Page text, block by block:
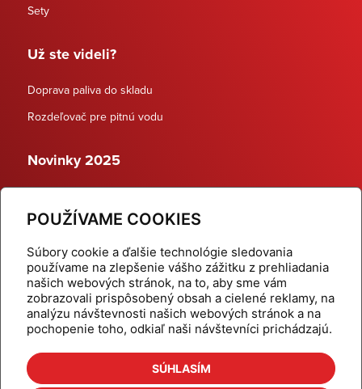
POUŽÍVAME COOKIES
Súbory cookie a ďalšie technológie sledovania
používame na zlepšenie vášho zážitku z prehliadania
našich webových stránok, na to, aby sme vám
zobrazovali prispôsobený obsah a cielené reklamy, na
analýzu návštevnosti našich webových stránok a na
pochopenie toho, odkiaľ naši návštevníci prichádzajú.
SÚHLASÍM
Sety
Už ste videli?
Doprava paliva do skladu
Rozdeľovač pre pitnú vodu
Novinky 2025
Dynamické termostatické ventily
Domov
Produkty
Aktuality
Odber šikovné tipy
Kalkulačky
Cenníky
Na stiahnutie
Referencie